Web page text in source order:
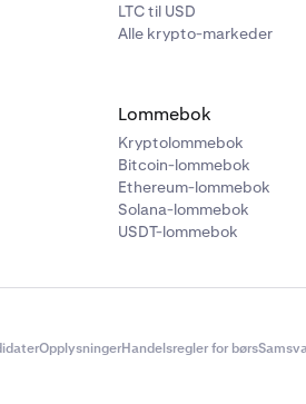
LTC til USD
Alle krypto-markeder
Lommebok
Kryptolommebok
Bitcoin-lommebok
Ethereum-lommebok
Solana-lommebok
USDT-lommebok
OpplysningerHandelsregler for børs